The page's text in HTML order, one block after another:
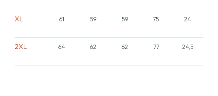
XL 61 59 59 75 24
2XL 64 62 62 77 24,5